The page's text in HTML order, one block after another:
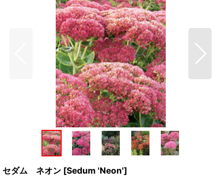
セダム ネオン [Sedum 'Neon']